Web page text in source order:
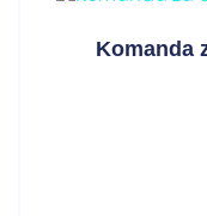
Komanda